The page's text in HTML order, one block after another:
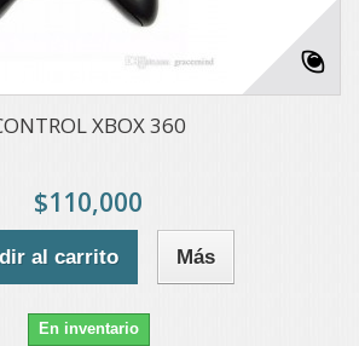
XBOX 360
$110,000
al carrito Más
En inventario